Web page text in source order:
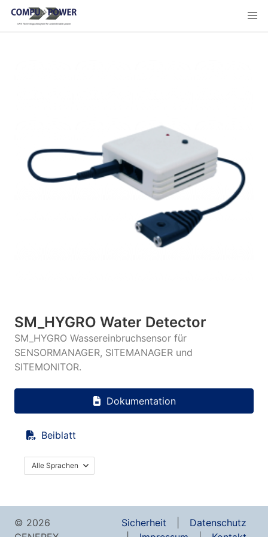
SM_HYGRO Water Detector
SM_HYGRO Wassereinbruchsensor für
SENSORMANAGER, SITEMANAGER und
SITEMONITOR.
Dokumentation
Beiblatt
Alle Sprachen
© 2026
Sicherheit
Datenschutz